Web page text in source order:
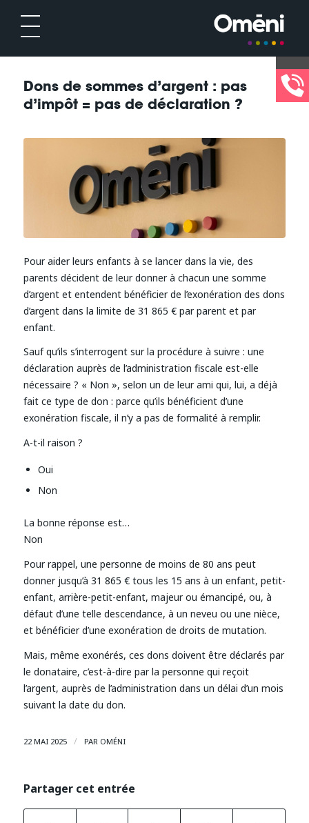
Dons de sommes d’argent : pas
d’impôt = pas de déclaration ?
Pour aider leurs enfants à se lancer dans la vie, des
parents décident de leur donner à chacun une somme
d’argent et entendent bénéficier de l’exonération des dons
d’argent dans la limite de 31 865 € par parent et par
enfant.
Sauf qu’ils s’interrogent sur la procédure à suivre : une
déclaration auprès de l’administration fiscale est-elle
nécessaire ? « Non », selon un de leur ami qui, lui, a déjà
fait ce type de don : parce qu’ils bénéficient d’une
exonération fiscale, il n’y a pas de formalité à remplir.
A-t-il raison ?
Oui
Non
La bonne réponse est…
Non
Pour rappel, une personne de moins de 80 ans peut
donner jusqu’à 31 865 € tous les 15 ans à un enfant, petit-
enfant, arrière-petit-enfant, majeur ou émancipé, ou, à
défaut d’une telle descendance, à un neveu ou une nièce,
et bénéficier d’une exonération de droits de mutation.
Mais, même exonérés, ces dons doivent être déclarés par
le donataire, c’est-à-dire par la personne qui reçoit
l’argent, auprès de l’administration dans un délai d’un mois
suivant la date du don.
22 MAI 2025 / PAR OMÉNI
Partager cet entrée